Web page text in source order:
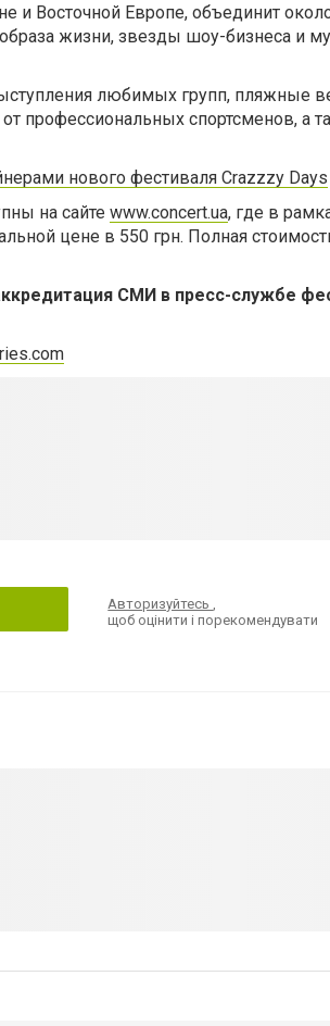
и Восточной Европе, объединит
жизни, звезды шоу-бизнеса и
любимых групп, пляжные
профессиональных спортсменов, а
нового фестиваля Crazzzy Days
на сайте www.concert.ua, где в
цене в 550 грн. Полная
СМИ в пресс-службе
Авторизуйтесь
щоб оцінити і порекомендувати